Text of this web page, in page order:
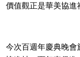
價值觀正是華美協進
今次百週年慶典晚